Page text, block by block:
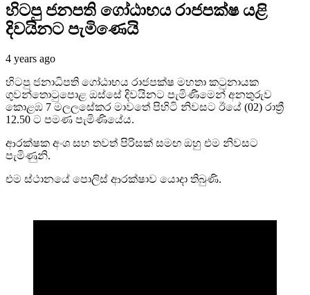
හිටපු ජනපති ගෝඨාභය රාජපක්ෂ යළි
දිවයිනට පැමිණෙයි
4 years ago
හිටපු ජනාධිපති ගෝඨාභය රාජපක්ෂ මහතා කටුනායක
ගුවන්තොටුපොළ ඔස්සේ දිවයිනට පැමිණීමෙන් අනතුරුව
කොළඹ 7 මලලසේකර මාවතේ පිහිටි නිවසට ඊයේ (02) රාත්‍රී
12.50 ට පමණ පැමිණියේය.
ආරක්ෂක අංශ සහ තවත් පිරිසක් සමඟ ඔහු එම නිවසට
පැමිණුනි.
එම ස්ථානයේ පොලිස් ආරක්ෂාව යොදා තිබුණි.